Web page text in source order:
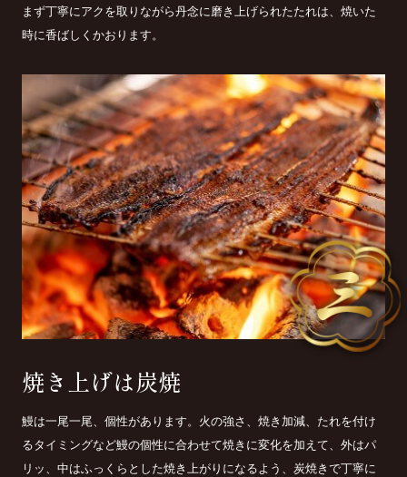
まず丁寧にアクを取りながら丹念に磨き上げられたたれは、焼いた
時に香ばしくかおります。
焼き上げは炭焼
鰻は一尾一尾、個性があります。火の強さ、焼き加減、たれを付け
るタイミングなど鰻の個性に合わせて焼きに変化を加えて、外はパ
リッ、中はふっくらとした焼き上がりになるよう、炭焼きで丁寧に